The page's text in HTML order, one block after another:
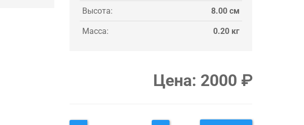
Высота: 8.00 см
Масса: 0.20 кг
Цена: 2000 ₽